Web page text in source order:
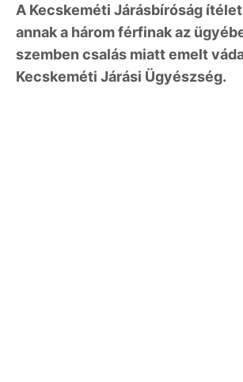
A Kecskeméti Járásbíróság
annak a három férfinak az
szemben csalás miatt emelt
Kecskeméti Járási Ügyészség.